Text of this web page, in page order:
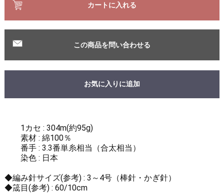
カートに入れる
この商品を問い合わせる
お気に入りに追加
1カセ : 304m(約95g)
素材 : 綿100％
番手 : 3.3番単糸相当（合太相当）
染色 : 日本
◆編み針サイズ(参考) : 3～4号（棒針・かぎ針）
◆筬目(参考) : 60/10cm